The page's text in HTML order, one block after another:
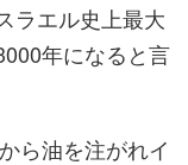
ラエル史上最大
年になると言
ら油を注がれイ